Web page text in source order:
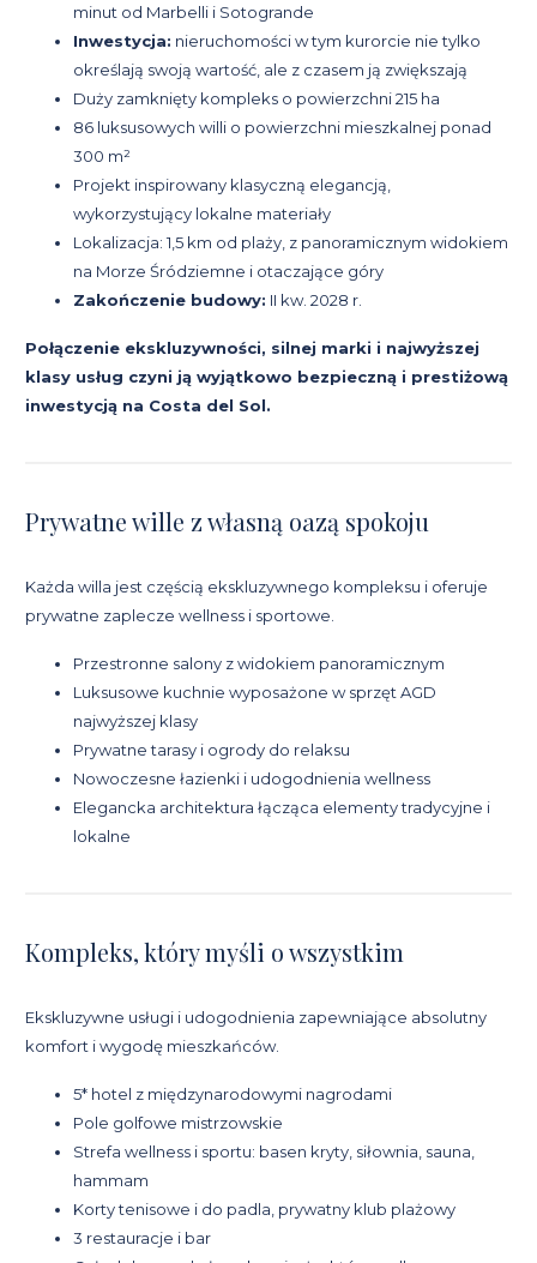
minut od Marbelli i Sotogrande
Inwestycja: nieruchomości w tym kurorcie nie tylko
określają swoją wartość, ale z czasem ją zwiększają
Duży zamknięty kompleks o powierzchni 215 ha
86 luksusowych willi o powierzchni mieszkalnej ponad
300 m²
Projekt inspirowany klasyczną elegancją,
wykorzystujący lokalne materiały
Lokalizacja: 1,5 km od plaży, z panoramicznym widokiem
na Morze Śródziemne i otaczające góry
Zakończenie budowy: II kw. 2028 r.
Połączenie ekskluzywności, silnej marki i najwyższej
klasy usług czyni ją wyjątkowo bezpieczną i prestiżową
inwestycją na Costa del Sol.
Prywatne wille z własną oazą spokoju
Każda willa jest częścią ekskluzywnego kompleksu i oferuje
prywatne zaplecze wellness i sportowe.
Przestronne salony z widokiem panoramicznym
Luksusowe kuchnie wyposażone w sprzęt AGD
najwyższej klasy
Prywatne tarasy i ogrody do relaksu
Nowoczesne łazienki i udogodnienia wellness
Elegancka architektura łącząca elementy tradycyjne i
lokalne
Kompleks, który myśli o wszystkim
Ekskluzywne usługi i udogodnienia zapewniające absolutny
komfort i wygodę mieszkańców.
5* hotel z międzynarodowymi nagrodami
Pole golfowe mistrzowskie
Strefa wellness i sportu: basen kryty, siłownia, sauna,
hammam
Korty tenisowe i do padla, prywatny klub plażowy
3 restauracje i bar